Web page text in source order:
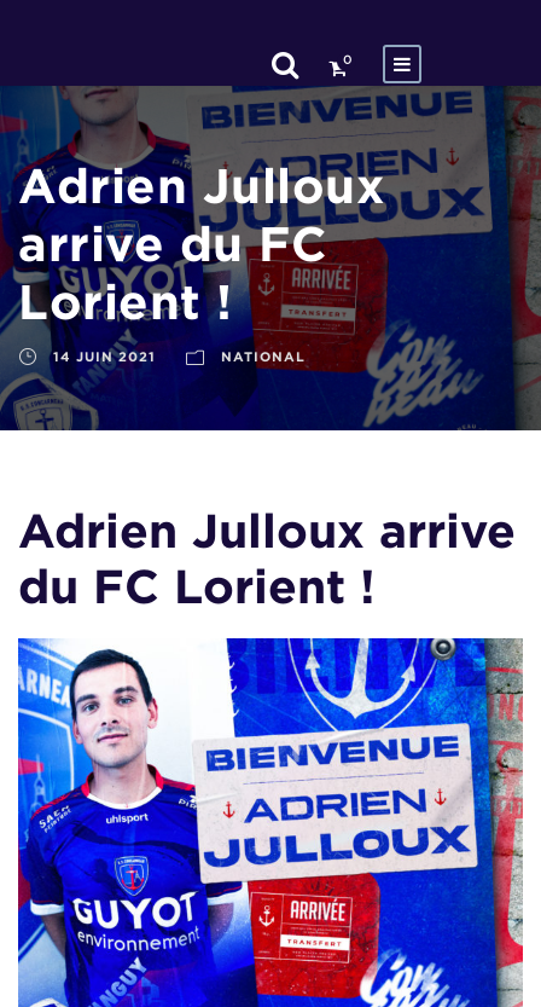
0
Adrien Julloux
arrive du FC
Lorient !
14 JUIN 2021 NATIONAL
Adrien Julloux arrive
du FC Lorient !